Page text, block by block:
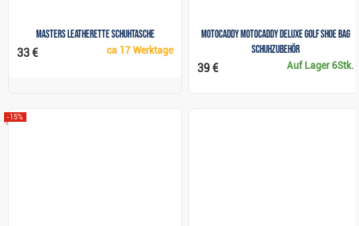
Masters Leatherette Schuhtasche
ca 17 Werktage
33 €
Motocaddy Motocaddy Deluxe Golf Shoe Bag
Schuhzubehör
Auf Lager6Stk.
39 €
-15%